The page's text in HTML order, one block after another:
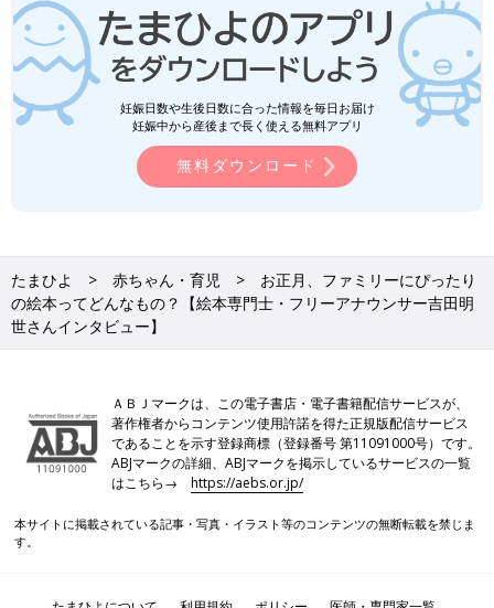
なと思っています。
お話／吉田明世さん 取材・文／たまひよONLINE編集部
早口言葉を親子で楽しむと、こんないい
ことが･･･【絵本専門士・フリーアナウ
ンサー吉田明世さんインタビュー】
4才の女の子と1才の男の子のきょうだい育児に
奮闘中のフリーアナウンサーの吉田明世さん。
本も出版。その絵本に込めた思いを聞きまし
た。
めるといいですね。
絵本専門士としても活躍する吉田さんのきょうだい育児の日々は
●記事の内容は記事執筆当時の情報であり、現在と異なる場合が
あります。
吉田明世（よしだあきよ）
妊娠日数や生後日数に合った情報を毎日お届け
妊娠中から産後まで長く使える無料アプリ
無料ダウンロード
たまひよ 赤ちゃん・育児
お正月、ファミリーにぴったり
の絵本ってどんなもの？【絵本専門士・フリーアナウンサー吉田明
世さんインタビュー】
ＡＢＪマークは、この電子書店・電子書籍配信サービスが、
著作権者からコンテンツ使用許諾を得た正規版配信サービス
であることを示す登録商標（登録番号 第11091000号）です。
ABJマークの詳細、ABJマークを掲示しているサービスの一覧
はこちら→https://aebs.or.jp/
本サイトに掲載されている記事・写真・イラスト等のコンテンツの無断転載を禁じま
す。